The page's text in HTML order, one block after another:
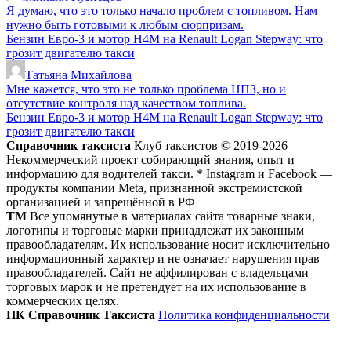
Я думаю, что это только начало проблем с топливом. Нам
нужно быть готовыми к любым сюрпризам.
Бензин Евро-3 и мотор H4M на Renault Logan Stepway: что
грозит двигателю такси
Татьяна Михайлова
Мне кажется, что это не только проблема НПЗ, но и
отсутствие контроля над качеством топлива.
Бензин Евро-3 и мотор H4M на Renault Logan Stepway: что
грозит двигателю такси
Справочник таксиста Клуб таксистов © 2019-2026
Некоммерческий проект собирающий знания, опыт и
информацию для водителей такси. * Instagram и Facebook —
продукты компании Meta, признанной экстремистской
организацией и запрещённой в РФ
ТМ Все упомянутые в материалах сайта товарные знаки,
логотипы и торговые марки принадлежат их законным
правообладателям. Их использование носит исключительно
информационный характер и не означает нарушения прав
правообладателей. Сайт не аффилирован с владельцами
торговых марок и не претендует на их использование в
коммерческих целях.
ПК Справочник Таксиста Политика конфиденциальности